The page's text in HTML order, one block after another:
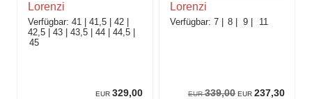
EUR 329,00
Lorenzi
41 41,5
42
42,5
43 43,5 44
44,5
45
EUR339,00EUR 237,30
Lorenzi
7 8 9 11